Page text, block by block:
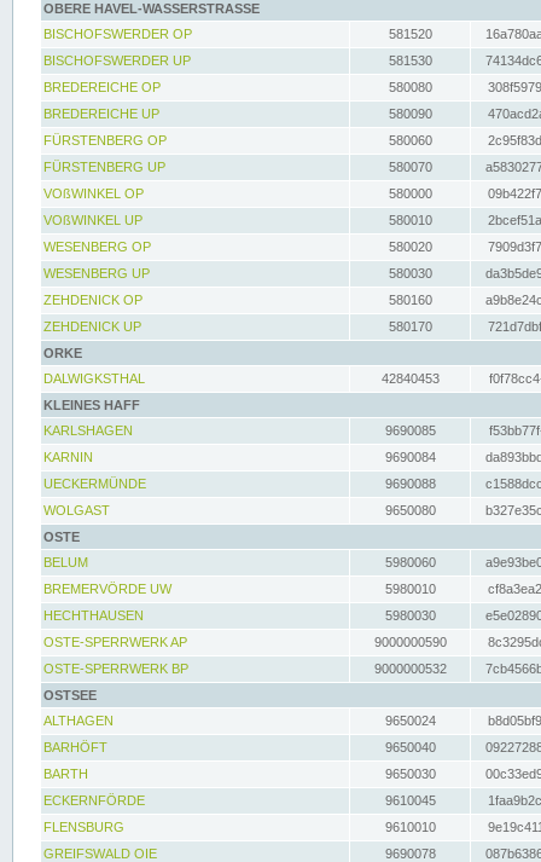
OBERE HAVEL-WASSERSTRASSE
BISCHOFSWERDER OP
581520
BISCHOFSWERDER UP
581530
BREDEREICHE OP
580080
BREDEREICHE UP
580090
FÜRSTENBERG OP
580060
FÜRSTENBERG UP
580070
VOßWINKEL OP
580000
VOßWINKEL UP
580010
WESENBERG OP
580020
WESENBERG UP
580030
ZEHDENICK OP
580160
ZEHDENICK UP
580170
ORKE
DALWIGKSTHAL
42840453
KLEINES HAFF
KARLSHAGEN
9690085
KARNIN
9690084
UECKERMÜNDE
9690088
WOLGAST
9650080
OSTE
BELUM
5980060
BREMERVÖRDE UW
5980010
HECHTHAUSEN
5980030
OSTE-SPERRWERK AP
9000000590
OSTE-SPERRWERK BP
9000000532
OSTSEE
ALTHAGEN
9650024
BARHÖFT
9650040
BARTH
9650030
ECKERNFÖRDE
9610045
FLENSBURG
9610010
GREIFSWALD OIE
9690078